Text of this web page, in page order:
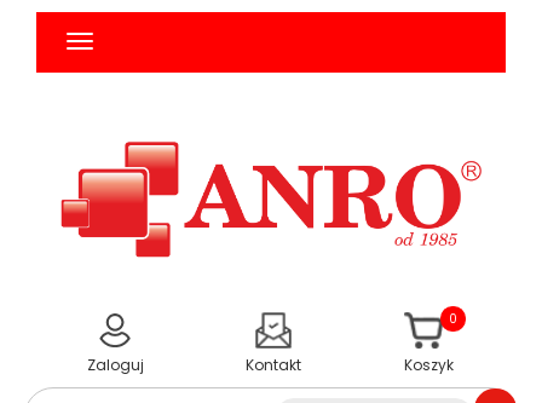
Zaloguj Kontakt Koszyk
0